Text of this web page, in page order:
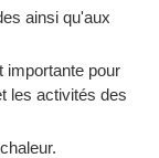
ainsi qu'aux
importante pour
les activités des